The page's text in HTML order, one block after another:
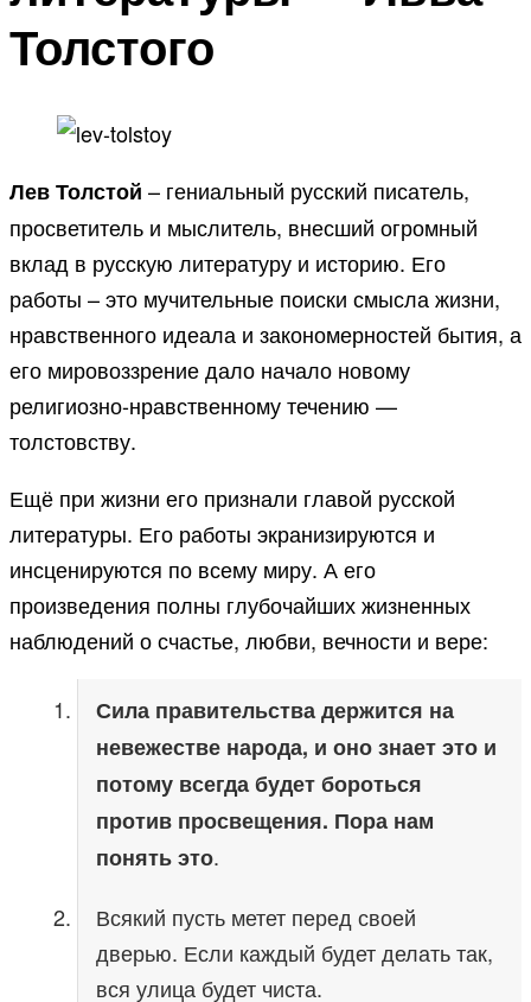
Толстого
Лев Толстой – гениальный русский писатель,
просветитель и мыслитель, внесший огромный
вклад в русскую литературу и историю. Его
работы – это мучительные поиски смысла жизни,
нравственного идеала и закономерностей бытия, а
его мировоззрение дало начало новому
религиозно-нравственному течению —
толстовству.
Ещё при жизни его признали главой русской
литературы. Его работы экранизируются и
инсценируются по всему миру. А его
произведения полны глубочайших жизненных
наблюдений о счастье, любви, вечности и вере:
Сила правительства держится на
невежестве народа, и оно знает это и
потому всегда будет бороться
против просвещения. Пора нам
понять это.
Всякий пусть метет перед своей
дверью. Если каждый будет делать так,
вся улица будет чиста.